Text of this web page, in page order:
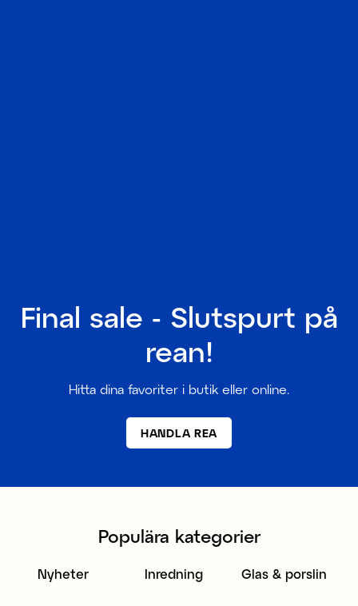
Final sale - Slutspurt på
rean!
Hitta dina favoriter i butik eller online.
HANDLA REA
Populära kategorier
Nyheter Inredning Glas & porslin